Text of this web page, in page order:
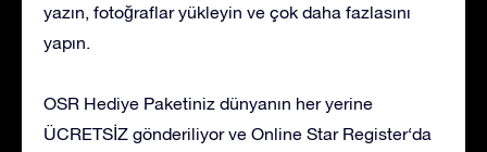
yazın, fotoğraflar yükleyin ve çok daha fazlasını
yapın.
OSR Hediye Paketiniz dünyanın her yerine
ÜCRETSİZ gönderiliyor ve Online Star Register‘da